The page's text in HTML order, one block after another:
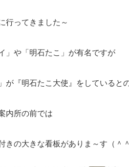
行ってきました～
」や「明石たこ」が有名ですが
が『明石たこ大使』をしていると
内所の前では
きの大きな看板がありま～す（＾